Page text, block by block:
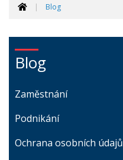
Blog
Blog
Zaměstnání
Podnikání
Ochrana osobních údajů